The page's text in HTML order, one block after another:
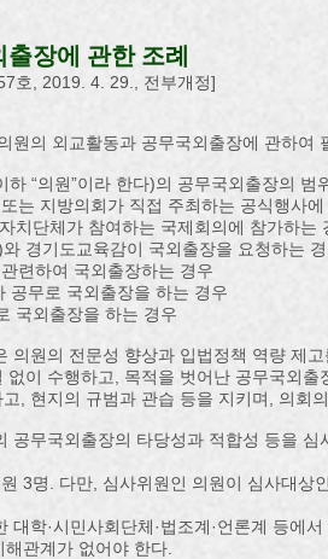
장에 관한 조례
호, 2019. 4. 29., 전부개정]
의 외교활동과 공무국외출장에 관하여
“의원”이라 한다)의 공무국외출장의 범
는 지방의회가 직접 주최하는 공식행사
치단체가 참여하는 국제회의에 참가하는
경기도교육감이 국외출장을 요청하는
련하여 국외출장하는 경우
공무로 국외출장을 하는 경우
국외출장을 하는 경우
원의 전문성 향상과 입법정책 역량 제고
이 수행하고, 목적을 벗어난 공무국외출
, 현지의 규범과 관습 등을 지키며, 의회
무국외출장의 타당성과 적합성 등을 심
3명. 다만, 심사위원인 의원이 심사대
대학·시민사회단체·법조계·언론계 등에
관계가 없어야 한다.